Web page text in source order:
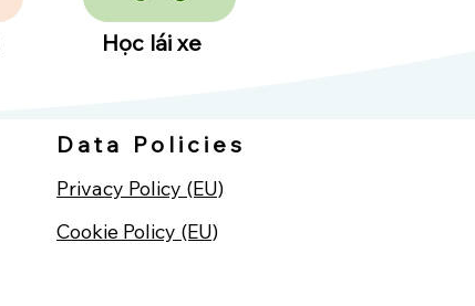
Học lái xe
Data Policies
Privacy Policy (EU)
Cookie Policy (EU)